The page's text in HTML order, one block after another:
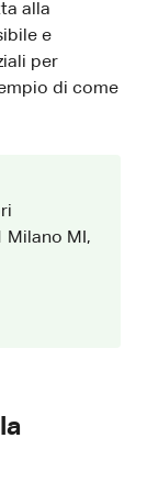
alla
e
per
di come
Milano MI,